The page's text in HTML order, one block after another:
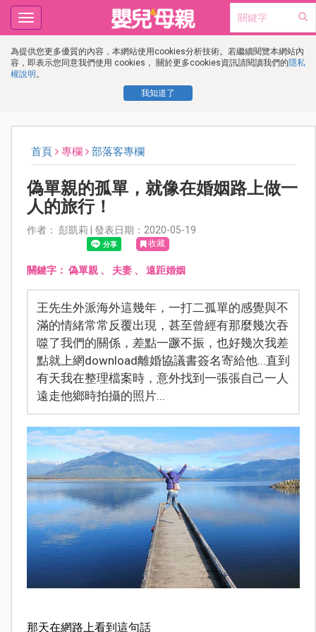
為提供您更多優質的內容，本網站使用cookies分析技術。若繼續閱覽本網站內
容，即表示您同意我們使用 cookies， 關於更多cookies資訊請閱讀我們的隱私
權說明 。
我知道了
Toggle
navigation
首頁 專欄 部落客專欄
偽單親的孤單，就像在婚姻路上做一
人的旅行！
作者： 彭凱莉 | 發表日期：2020-05-19
收藏
關鍵字： 偽單親、 夫妻、 遠距婚姻
王先生外派海外這幾年，一打二孤單的感覺與不
滿的情緒常常反覆出現，甚至曾經有那麼幾次吞
噬了我們的關係，差點一蹶不振，也好幾次我差
點就上網download離婚協議書簽名寄給他...直到
有天我在整理檔案時，意外找到一張張自己一人
遠走他鄉時拍攝的照片...
那天在網路上看到這句話